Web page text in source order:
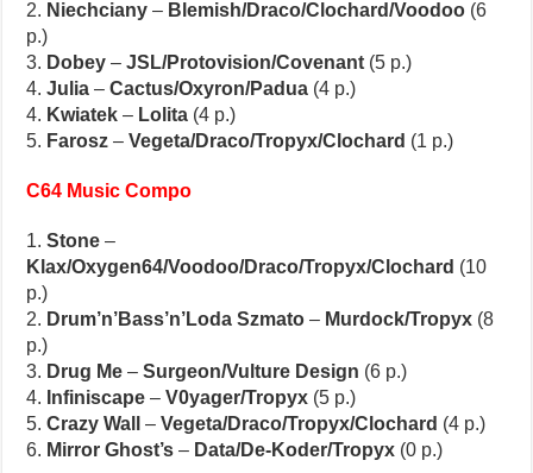
2. Niechciany – Blemish/Draco/Clochard/Voodoo (6
p.)
3. Dobey –JSL/Protovision/Covenant (5 p.)
4.Julia –Cactus/Oxyron/Padua (4 p.)
4. Kwiatek – Lolita (4 p.)
5. Farosz –Vegeta/Draco/Tropyx/Clochard (1 p.)
C64 Music Compo
1.Stone –
Klax/Oxygen64/Voodoo/Draco/Tropyx/Clochard (10
p.)
2. Drum’n’Bass’n’Loda Szmato – Murdock/Tropyx (8
p.)
3. Drug Me –Surgeon/Vulture Design (6 p.)
4. Infiniscape –V0yager/Tropyx (5 p.)
5.Crazy Wall –Vegeta/Draco/Tropyx/Clochard (4 p.)
6. Mirror Ghost’s – Data/De-Koder/Tropyx (0 p.)